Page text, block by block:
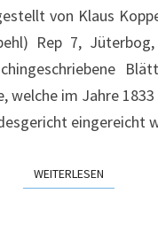
von Klaus
Rep 7,
welche im Jahre
WEITERLESEN